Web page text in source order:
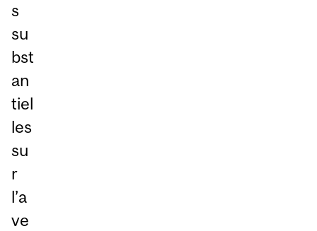
s
su
bst
an
tiel
les
su
r
l’a
ve